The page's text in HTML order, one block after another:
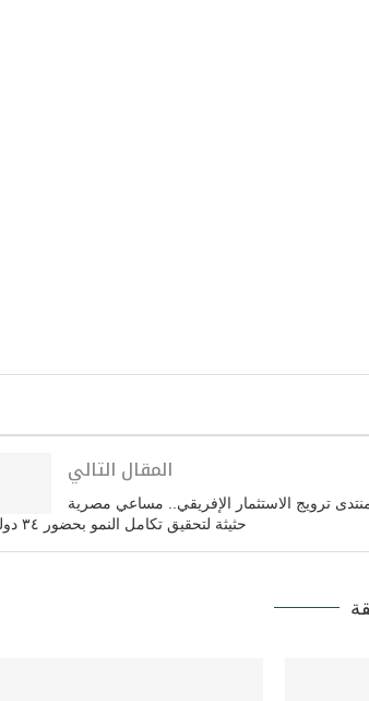
المقال التالي
ترويج الاستثمار الإفريقي.. مساعي مصرية
حثيثة لتحقيق تكامل النمو بحضور ٣٤ دولة